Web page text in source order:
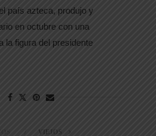
país azteca, produjo y
en octubre con una
la figura del presidente
VIEJOS